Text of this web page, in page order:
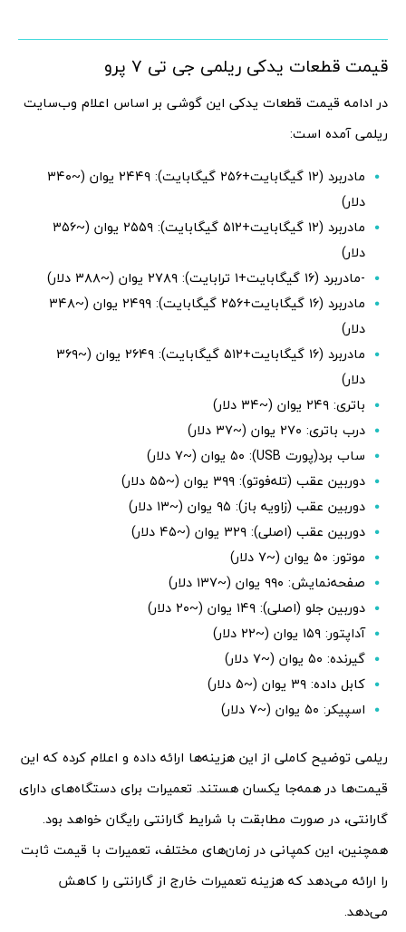
قیمت قطعات یدکی ریلمی جی تی 7 پرو
در ادامه قیمت قطعات یدکی این گوشی بر اساس اعلام وب‌سایت
ریلمی آمده است:
مادربرد (۱۲ گیگابایت+۲۵۶ گیگابایت): ۲۴۴۹ یوان (~۳۴۰
دلار)
مادربرد (۱۲ گیگابایت+۵۱۲ گیگابایت): ۲۵۵۹ یوان (~۳۵۶
دلار)
-مادربرد (۱۶ گیگابایت+۱ ترابایت): ۲۷۸۹ یوان (~۳۸۸ دلار)
مادربرد (۱۶ گیگابایت+۲۵۶ گیگابایت): ۲۴۹۹ یوان (~۳۴۸
دلار)
مادربرد (۱۶ گیگابایت+۵۱۲ گیگابایت): ۲۶۴۹ یوان (~۳۶۹
دلار)
باتری: ۲۴۹ یوان (~۳۴ دلار)
درب باتری: ۲۷۰ یوان (~۳۷ دلار)
ساب برد(پورت USB): ۵۰ یوان (~۷ دلار)
دوربین عقب (تله‌فوتو): ۳۹۹ یوان (~۵۵ دلار)
دوربین عقب (زاویه باز): ۹۵ یوان (~۱۳ دلار)
دوربین عقب (اصلی): ۳۲۹ یوان (~۴۵ دلار)
موتور: ۵۰ یوان (~۷ دلار)
صفحه‌نمایش: ۹۹۰ یوان (~۱۳۷ دلار)
دوربین جلو (اصلی): ۱۴۹ یوان (~۲۰ دلار)
آداپتور: ۱۵۹ یوان (~۲۲ دلار)
گیرنده: ۵۰ یوان (~۷ دلار)
کابل داده: ۳۹ یوان (~۵ دلار)
اسپیکر: ۵۰ یوان (~۷ دلار)
ریلمی توضیح کاملی از این هزینه‌ها ارائه داده و اعلام کرده که این
قیمت‌ها در همه‌جا یکسان هستند. تعمیرات برای دستگاه‌های دارای
گارانتی، در صورت مطابقت با شرایط گارانتی رایگان خواهد بود.
همچنین، این کمپانی در زمان‌های مختلف، تعمیرات با قیمت ثابت
را ارائه می‌دهد که هزینه تعمیرات خارج از گارانتی را کاهش
می‌دهد.